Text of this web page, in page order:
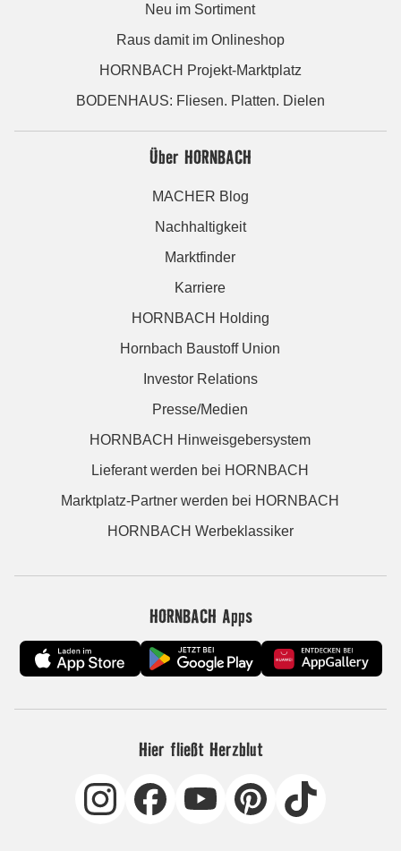
Neu im Sortiment
Raus damit im Onlineshop
HORNBACH Projekt-Marktplatz
BODENHAUS: Fliesen. Platten. Dielen
Über HORNBACH
MACHER Blog
Nachhaltigkeit
Marktfinder
Karriere
HORNBACH Holding
Hornbach Baustoff Union
Investor Relations
Presse/Medien
HORNBACH Hinweisgebersystem
Lieferant werden bei HORNBACH
Marktplatz-Partner werden bei HORNBACH
HORNBACH Werbeklassiker
HORNBACH Apps
Hier fließt Herzblut